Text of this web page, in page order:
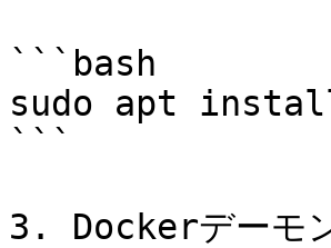
```bash
sudo apt
```
3. Dockerデーモ